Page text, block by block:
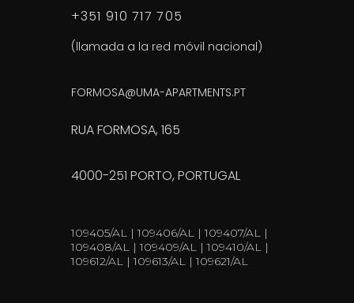
+351 910 717 705
(llamada a la red móvil nacional)
FORMOSA@UMA-APARTMENTS.PT
RUA FORMOSA, 165
4000-251 PORTO, PORTUGAL
109405/AL | 109406/AL | 109407/AL |
109408/AL | 109409/AL | 109410/AL |
109612/AL | 109613/AL | 109621/AL